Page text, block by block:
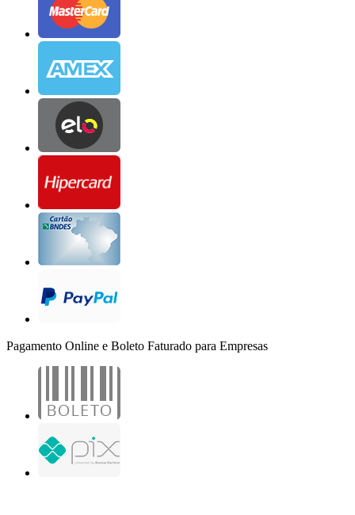
Pagamento Online e Boleto Faturado para Empresas